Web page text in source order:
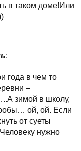
в таком доме!Или
:
года в чем то
–
зимой в школу,
ой, ой. Если
от суеты
нужно